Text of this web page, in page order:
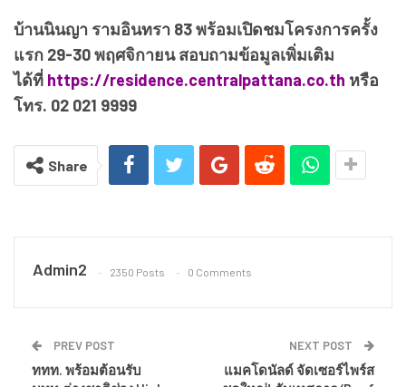
บ้านนินญา รามอินทรา 83 พร้อมเปิดชมโครงการครั้ง
แรก 29-30 พฤศจิกายน สอบถามข้อมูลเพิ่มเติม
ได้ที่ https://residence.centralpattana.co.th หรือ
โทร. 02 021 9999
Share
Admin2 2350 Posts 0 Comments
PREV POST
ททท. พร้อมต้อนรับ
NEXT POST
แมคโดนัลด์ จัดเซอร์ไพร์ส